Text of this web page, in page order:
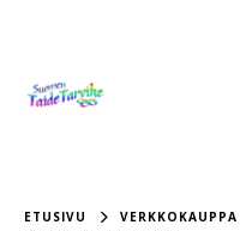
ETUSIVU VERKKOKAUPPA